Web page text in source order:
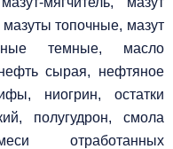
топочные, мазут
темные, масло
сырая, нефтяное
ниогрин, остатки
полугудрон, смола
отработанных